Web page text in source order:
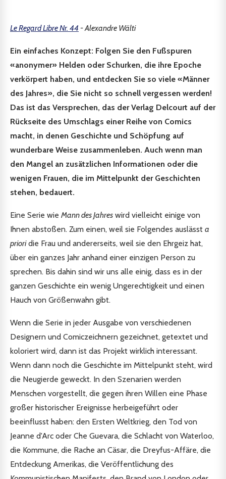
Le Regard Libre Nr. 44 - Alexandre Wälti
Ein einfaches Konzept: Folgen Sie den Fußspuren
«anonymer» Helden oder Schurken, die ihre Epoche
verkörpert haben, und entdecken Sie so viele «Männer
des Jahres», die Sie nicht so schnell vergessen werden!
Das ist das Versprechen, das der Verlag Delcourt auf der
Rückseite des Umschlags einer Reihe von Comics
macht, in denen Geschichte und Schöpfung auf
wunderbare Weise zusammenleben. Auch wenn man
den Mangel an zusätzlichen Informationen oder die
wenigen Frauen, die im Mittelpunkt der Geschichten
stehen, bedauert.
Eine Serie wie Mann des Jahres wird vielleicht einige von
Ihnen abstoßen. Zum einen, weil sie Folgendes auslässt a
prioridie Frau und andererseits, weil sie den Ehrgeiz hat,
über ein ganzes Jahr anhand einer einzigen Person zu
sprechen. Bis dahin sind wir uns alle einig, dass es in der
ganzen Geschichte ein wenig Ungerechtigkeit und einen
Hauch von Größenwahn gibt.
Wenn die Serie in jeder Ausgabe von verschiedenen
Designern und Comiczeichnern gezeichnet, getextet und
koloriert wird, dann ist das Projekt wirklich interessant.
Wenn dann noch die Geschichte im Mittelpunkt steht, wird
die Neugierde geweckt. In den Szenarien werden
Menschen vorgestellt, die gegen ihren Willen eine Phase
großer historischer Ereignisse herbeigeführt oder
beeinflusst haben: den Ersten Weltkrieg, den Tod von
Jeanne d'Arc oder Che Guevara, die Schlacht von Waterloo,
die Kommune, die Rache an Cäsar, die Dreyfus-Affäre, die
Entdeckung Amerikas, die Veröffentlichung des